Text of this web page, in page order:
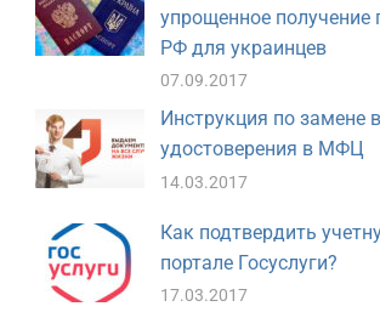
упрощенное получение
РФ для украинцев
07.09.2017
Инструкция по замене
удостоверения в МФЦ
14.03.2017
Как подтвердить
портале Госуслуги?
17.03.2017